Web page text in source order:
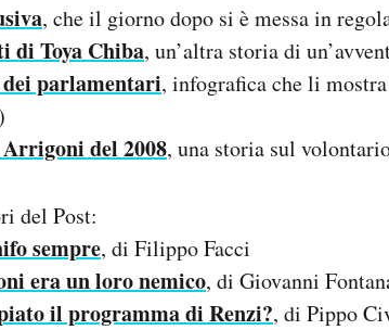
, che il giorno dopo si è messa in
di Toya Chiba, un’altra storia di
parlamentari, infografica che li
del 2008, una storia sul
del Post:
sempre, di Filippo Facci
era un loro nemico, di Giovanni
il programma di Renzi?, di Pippo